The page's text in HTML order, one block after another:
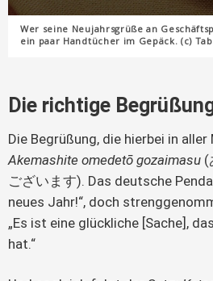
Wer seine Neujahrsgrüße an
ein paar Handtücher im Gepäck. (c)
Die richtige
Die Begrüßung, die hierbei in
Akemashite omedetō gozaimasu (
ございます). Das deutsche
neues Jahr!“, doch
„Es ist eine glückliche [Sache],
hat.“